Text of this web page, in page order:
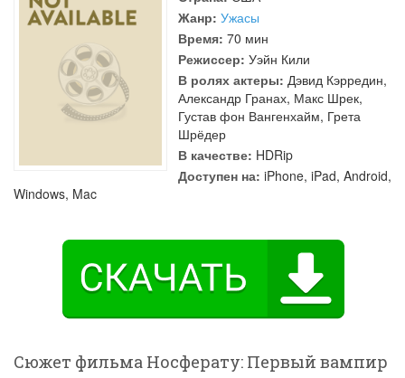
Жанр: Ужасы
Время: 70 мин
Режиссер: Уэйн Кили
В ролях актеры: Дэвид Кэрредин,
Александр Гранах, Макс Шрек,
Густав фон Вангенхайм, Грета
Шрёдер
В качестве: HDRip
Доступен на: iPhone, iPad, Android,
Windows, Mac
Сюжет фильма Носферату: Первый вампир